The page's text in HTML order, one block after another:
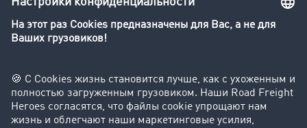
Компания
Истории успеха